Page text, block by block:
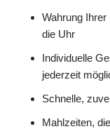
Wahrung
die Uhr
Individuelle
jederzeit
Schnelle,
Mahlzeiten,